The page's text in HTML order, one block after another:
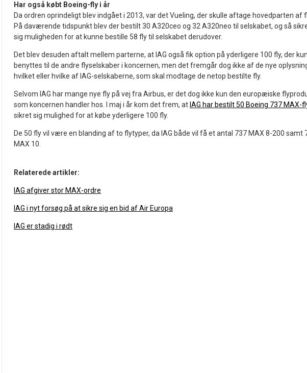
Har også købt Boeing-fly i år
Da ordren oprindeligt blev indgået i 2013, var det Vueling, der skulle aftage hovedparten af
På daværende tidspunkt blev der bestilt 30 A320ceo og 32 A320neo til selskabet, og så
sig muligheden for at kunne bestille 58 fly til selskabet derudover.
Det blev desuden aftalt mellem parterne, at IAG også fik option på yderligere 100 fly, der
benyttes til de andre flyselskaber i koncernen, men det fremgår dog ikke af de nye
hvilket eller hvilke af IAG-selskaberne, som skal modtage de netop bestilte fly.
Selvom IAG har mange nye fly på vej fra Airbus, er det dog ikke kun den europæiske
som koncernen handler hos. I maj i år kom det frem, at IAG har bestilt 50 Boeing 737 MAX-
sikret sig mulighed for at købe yderligere 100 fly.
De 50 fly vil være en blanding af to flytyper, da IAG både vil få et antal 737 MAX 8-200 samt
MAX 10.
Relaterede artikler:
IAG afgiver stor MAX-ordre
IAG i nyt forsøg på at sikre sig en bid af Air Europa
IAG er stadig i rødt